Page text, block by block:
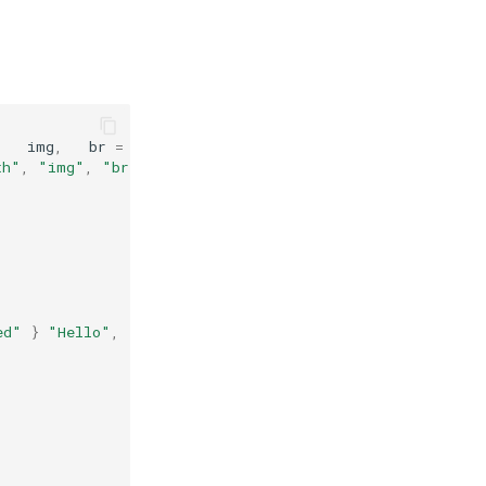
img br =
"img" "br"
} "Hello"